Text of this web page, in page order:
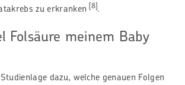
zu erkranken[8].
Folsäure meinem Baby
dazu, welche genauen Folgen